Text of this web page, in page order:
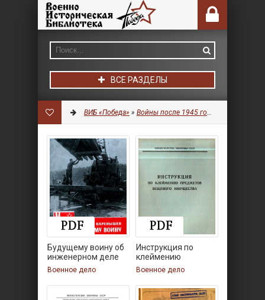
ВСЕ РАЗДЕЛЫ
ВИБ «Победа» » Войны после 1945 года
Будущему воину об
инженерном деле
Военное дело
Инструкция по
клеймению
предметов
Военное дело